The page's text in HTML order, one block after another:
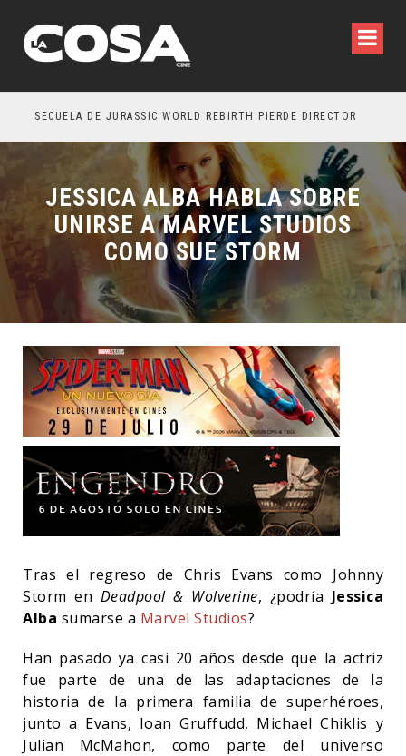
SECUELA DE JURASSIC WORLD REBIRTH PIERDE DIRECTOR
JESSICA ALBA HABLA SOBRE
UNIRSE A MARVEL STUDIOS
COMO SUE STORM
Tras el regreso de Chris Evans como Johnny
Storm en Deadpool & Wolverine, ¿podría Jessica
Alba sumarse a Marvel Studios?
Han pasado ya casi 20 años desde que la actriz
fue parte de una de las adaptaciones de la
historia de la primera familia de superhéroes,
junto a Evans, Ioan Gruffudd, Michael Chiklis y
Julian McMahon, como parte del universo